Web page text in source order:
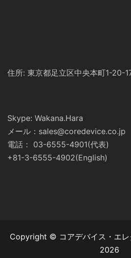
住所: 東京都足立区中央本町1-20-
Skype: Wakana.Hara
メール：sales@coredevice.co.jp
電話： 03-6555-4901(代表)
+81-3-6555-4902(English)
Copyright © コアデバイス・エレ
2026